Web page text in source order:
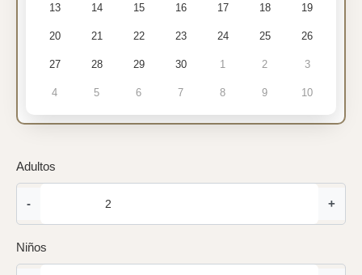
13 14 15 16 17 18 19
20 21 22 23 24 25 26
27 28 29 30 1 2 3
4 5 6 7 8 9 10
Adultos
- +
Niños